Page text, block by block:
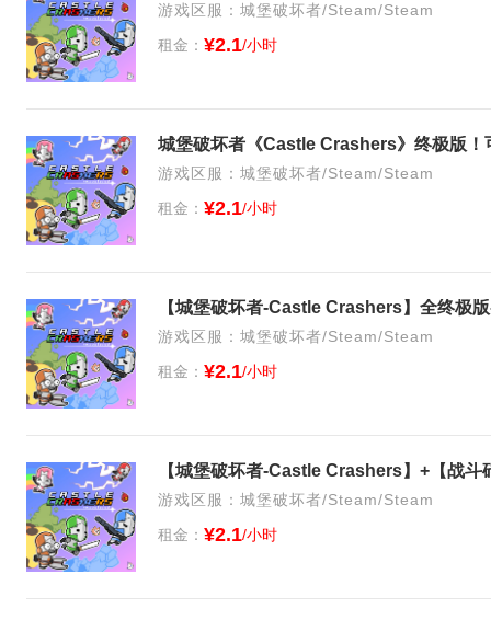
游戏区服：城堡破坏者/Steam/Steam
租金： ¥2.1/小时
城堡破坏者《Castle Crashers》终极版！
游戏区服：城堡破坏者/Steam/Steam
租金： ¥2.1/小时
【城堡破坏者-Castle Crashers】全终极
游戏区服：城堡破坏者/Steam/Steam
租金： ¥2.1/小时
游戏区服：城堡破坏者/Steam/Steam
租金： ¥2.1/小时